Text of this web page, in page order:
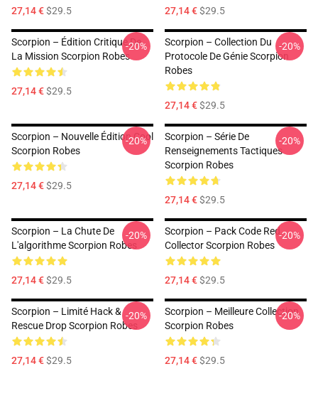
27,14 €$29.5 27,14 €$29.5
Scorpion – Édition Critique De
La Mission Scorpion Robes
27,14 €$29.5
-20%
Scorpion – Collection Du
Protocole De Génie Scorpion
Robes
27,14 €$29.5
-20%
Scorpion – Nouvelle Édition Cool
Scorpion Robes
27,14 €$29.5
-20%
Scorpion – Série De
Renseignements Tactiques
Scorpion Robes
27,14 €$29.5
-20%
Scorpion – La Chute De
L'algorithme Scorpion Robes
27,14 €$29.5
-20%
Scorpion – Pack Code Red
Collector Scorpion Robes
27,14 €$29.5
-20%
Scorpion – Limité Hack &
Rescue Drop Scorpion Robes
27,14 €$29.5
-20%
Scorpion – Meilleure Collection
Scorpion Robes
27,14 €$29.5
-20%